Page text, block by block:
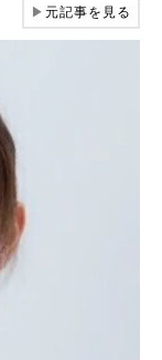
▶元記事を見る